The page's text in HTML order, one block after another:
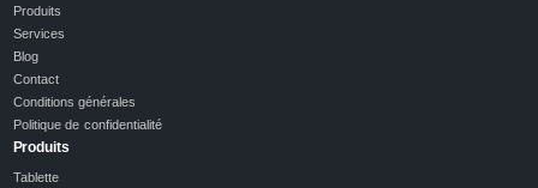
Produits
Services
Blog
Contact
Conditions générales
Politique de confidentialité
Produits
Tablette